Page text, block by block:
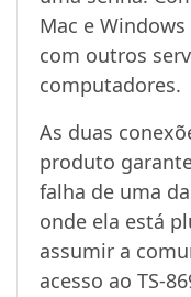
Mac e
com outros
computadores.
As duas
produto
falha de uma
onde ela está
assumir a
acesso ao TS-